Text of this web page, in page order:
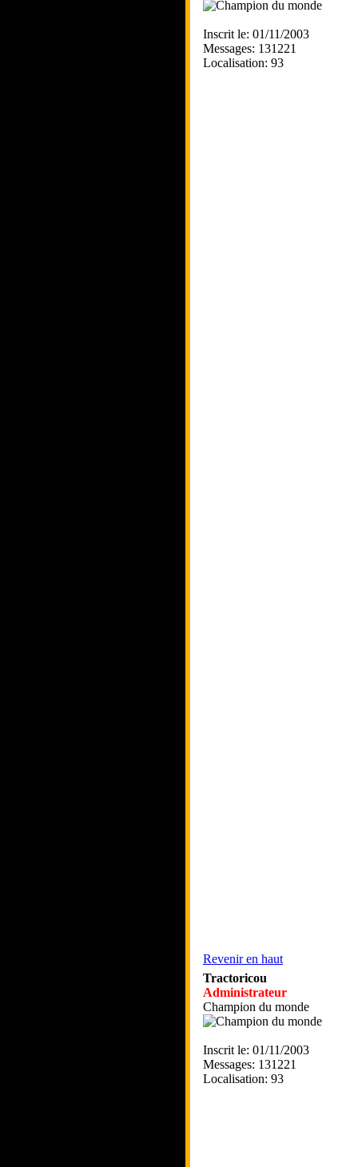
Inscrit le: 01/11/2003
Messages: 131221
Localisation: 93
Revenir en haut
Tractoricou
Administrateur
Champion du monde
Inscrit le: 01/11/2003
Messages: 131221
Localisation: 93